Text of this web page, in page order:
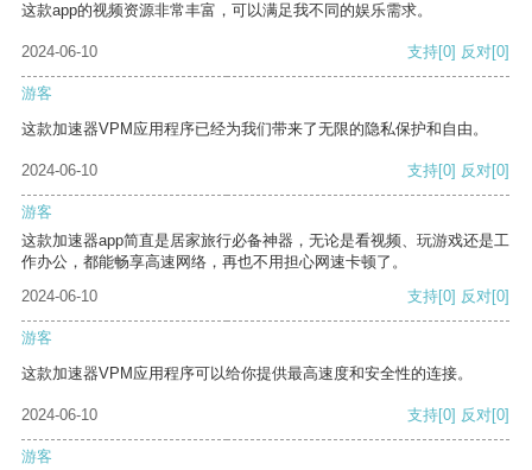
这款app的视频资源非常丰富，可以满足我不同的娱乐需求。
2024-06-10 支持[0] 反对[0]
游客
这款加速器VPM应用程序已经为我们带来了无限的隐私保护和自由。
2024-06-10 支持[0] 反对[0]
游客
这款加速器app简直是居家旅行必备神器，无论是看视频、玩游戏还是工
作办公，都能畅享高速网络，再也不用担心网速卡顿了。
2024-06-10
支持[0] 反对[0]
游客
这款加速器VPM应用程序可以给你提供最高速度和安全性的连接。
2024-06-10 支持[0] 反对[0]
游客